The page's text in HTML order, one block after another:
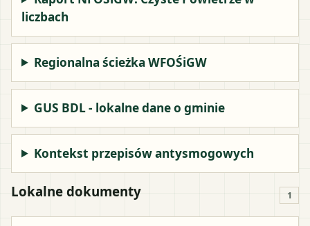
liczbach
Regionalna ścieżka WFOŚiGW
GUS BDL - lokalne dane o gminie
Kontekst przepisów antysmogowych
Lokalne dokumenty 1